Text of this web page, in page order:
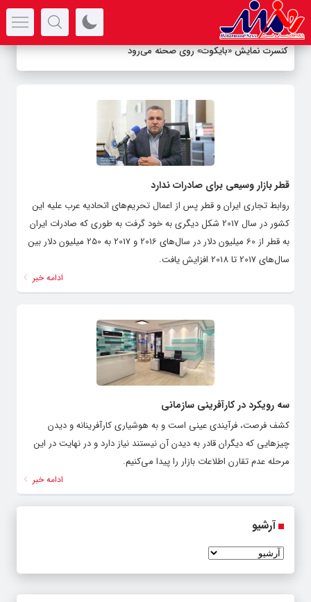
کنسرت نمایش «بایکوت» روی صحنه می‌رود
قطر بازار وسیعی برای صادرات ندارد
روابط تجاری ایران و قطر پس از اعمال تحریم‌های اتحادیه عرب علیه این
کشور در سال 2017 شکل دیگری به خود گرفت به طوری که صادرات ایران
به قطر از 60 میلیون دلار در سال‌های 2016 و 2017 به 250 میلیون دلار بین
سال‌های 2017 تا 2018 افزایش یافت.
ادامه خبر
سه رویکرد در کارآفرینی سازمانی
کشف فرصت، فرآیندی عینی است و به هوشیاری کارآفرینانه و دیدن
چیزهایی که دیگران قادر به دیدن آن نیستند نیاز دارد و در نهایت در این
مرحله عدم تقارن اطلاعات بازار را پیدا می‌کنیم.
ادامه خبر
آرشیو